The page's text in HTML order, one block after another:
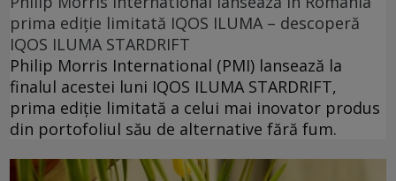
prima ediție limitată IQOS ILUMA – descoperă
IQOS ILUMA STARDRIFT
Philip Morris International (PMI) lansează la
finalul acestei luni IQOS ILUMA STARDRIFT,
prima ediție limitată a celui mai inovator produs
din portofoliul său de alternative fără fum.